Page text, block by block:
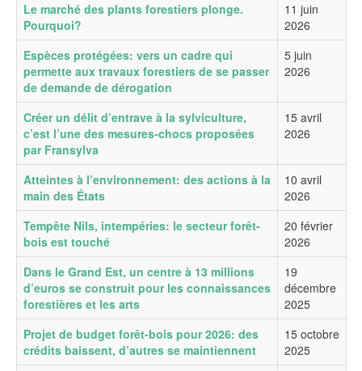
Le marché des plants forestiers plonge.
Pourquoi?
11 juin
2026
Espèces protégées: vers un cadre qui
permette aux travaux forestiers de se passer
de demande de dérogation
5 juin
2026
Créer un délit d’entrave à la sylviculture,
c’est l’une des mesures-chocs proposées
par Fransylva
15 avril
2026
Atteintes à l’environnement: des actions à la
main des États
10 avril
2026
Tempête Nils, intempéries: le secteur forêt-
bois est touché
20 février
2026
Dans le Grand Est, un centre à 13 millions
d’euros se construit pour les connaissances
forestières et les arts
19
décembre
2025
Projet de budget forêt-bois pour 2026: des
crédits baissent, d’autres se maintiennent
15 octobre
2025